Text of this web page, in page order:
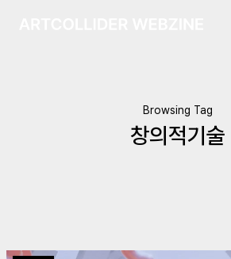
Browsing Tag
창의적기술